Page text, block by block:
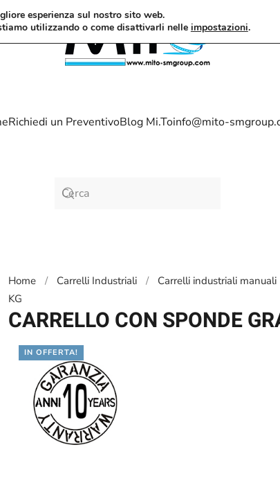
Richiedi un PreventivoBlog Mi.Toinfo@mito-
Home Carrelli Industriali Carrelli industriali manuali
KG
CARRELLO CON SPONDE
IN OFFERTA!
esperienza sul nostro sito web.
utilizzando o come disattivarli nelle impostazioni.